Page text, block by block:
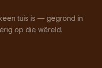
tuis is — gegrond in
op die wêreld.